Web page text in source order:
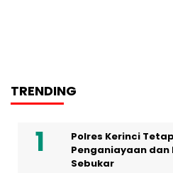
TRENDING
Polres Kerinci
Penganiayaan dan
Sebukar